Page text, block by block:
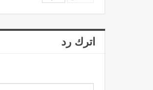
اترك رد